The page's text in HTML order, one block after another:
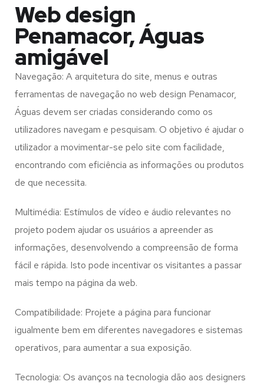
Web design
Penamacor, Águas
amigável
Navegação: A arquitetura do site, menus e outras
ferramentas de navegação no web design Penamacor,
Águas devem ser criadas considerando como os
utilizadores navegam e pesquisam. O objetivo é ajudar o
utilizador a movimentar-se pelo site com facilidade,
encontrando com eficiência as informações ou produtos
de que necessita.
Multimédia: Estímulos de vídeo e áudio relevantes no
projeto podem ajudar os usuários a apreender as
informações, desenvolvendo a compreensão de forma
fácil e rápida. Isto pode incentivar os visitantes a passar
mais tempo na página da web.
Compatibilidade: Projete a página para funcionar
igualmente bem em diferentes navegadores e sistemas
operativos, para aumentar a sua exposição.
Tecnologia: Os avanços na tecnologia dão aos designers